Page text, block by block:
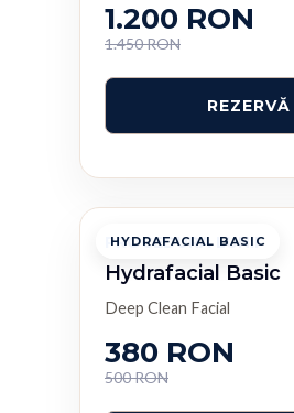
1.200 RON
1.450 RON
HYDRAFACIAL BASIC
PROCEDURA LUNII
Hydrafacial Basic
Deep Clean Facial
380 RON
500 RON